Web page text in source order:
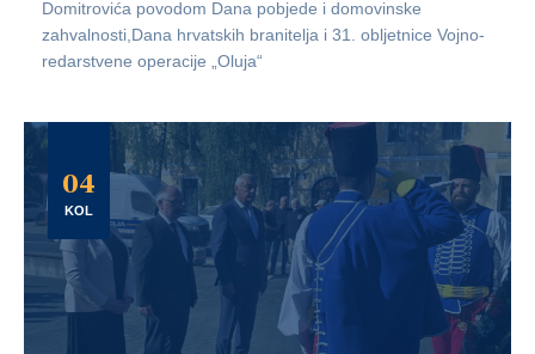
Domitrovića povodom Dana pobjede i domovinske
zahvalnosti,Dana hrvatskih branitelja i 31. obljetnice Vojno-
redarstvene operacije „Oluja“
04
KOL